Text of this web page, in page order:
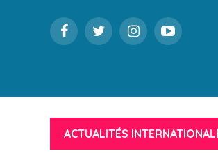
ACTUALITÉS